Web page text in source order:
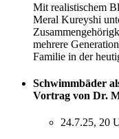
Mit realistischem
Meral Kureyshi
mehrere
Familie in der
Schwimmbäder
Vortrag von Dr.
24.7.25, 20